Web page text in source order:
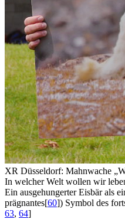
XR Düsseldorf: Mahnwache
In welcher Welt wollen wir
Ein ausgehungerter Eisbär als
prägnantes[60]) Symbol des
63, 64]